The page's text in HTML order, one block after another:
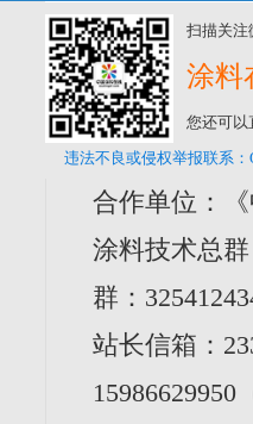
扫描关注
涂料
您还可以
违法不良或侵权举报联系：
合作单位：
涂料技术总
群：
站长信箱：